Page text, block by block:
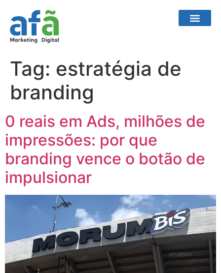
Tag: estratégia de
branding
0 reais em Ads, milhões de
impressões: por que
branding vence o botão de
impulsionar